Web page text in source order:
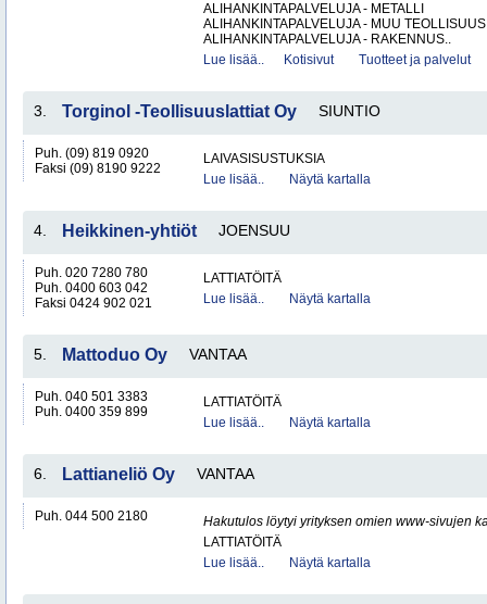
ALIHANKINTAPALVELUJA - METALLI
ALIHANKINTAPALVELUJA - MUU TEOLLISUUS
ALIHANKINTAPALVELUJA - RAKENNUS..
Lue lisää..
Kotisivut Tuotteet ja palvelut
3. Torginol -Teollisuuslattiat Oy SIUNTIO
Puh. (09) 819 0920
Faksi (09) 8190 9222
LAIVASISUSTUKSIA
Lue lisää..
Näytä kartalla
4. Heikkinen-yhtiöt JOENSUU
Puh. 020 7280 780
Puh. 0400 603 042
Faksi 0424 902 021
LATTIATÖITÄ
Lue lisää..
Näytä kartalla
5. Mattoduo Oy VANTAA
Puh. 040 501 3383
Puh. 0400 359 899
LATTIATÖITÄ
Lue lisää..
Näytä kartalla
6. Lattianeliö Oy VANTAA
Puh. 044 500 2180
Hakutulos löytyi yrityksen omien www-sivujen
LATTIATÖITÄ
Lue lisää..
Näytä kartalla